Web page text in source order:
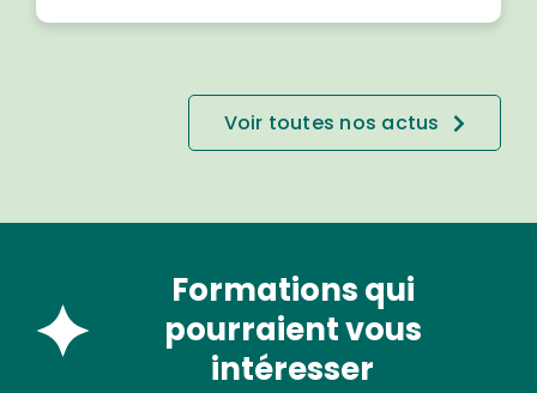
Voir toutes nos actus
Formations qui
pourraient vous
intéresser